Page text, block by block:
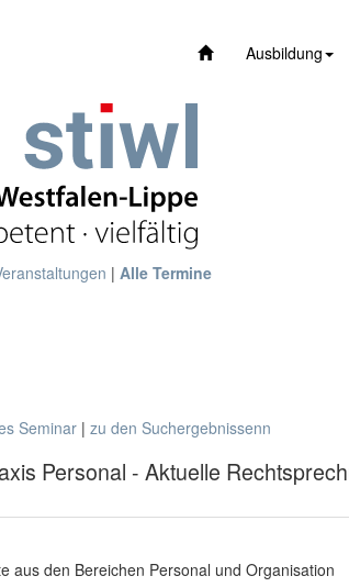
Ausbildung
| Alle Termine
Seminar | zu den Suchergebnissenn
Personal - Aktuelle
aus den Bereichen Personal und Organisation